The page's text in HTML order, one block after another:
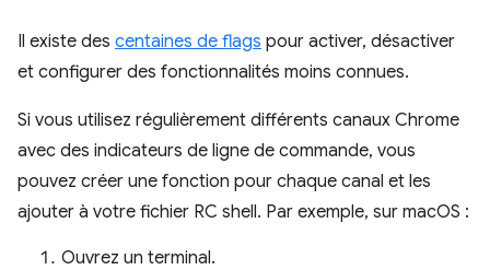
Il existe des centaines de flags pour activer, désactiver
et configurer des fonctionnalités moins connues.
Si vous utilisez régulièrement différents canaux Chrome
avec des indicateurs de ligne de commande, vous
pouvez créer une fonction pour chaque canal et les
ajouter à votre fichier RC shell. Par exemple, sur macOS :
Ouvrez un terminal.